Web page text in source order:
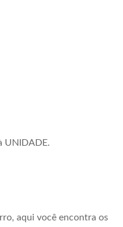
UNIDADE.
aqui você encontra os